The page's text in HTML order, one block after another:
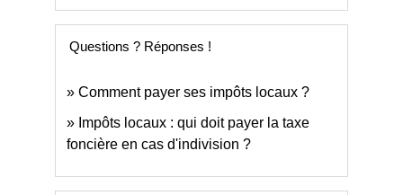
Questions ? Réponses !
Comment payer ses impôts locaux ?
Impôts locaux : qui doit payer la taxe
foncière en cas d'indivision ?